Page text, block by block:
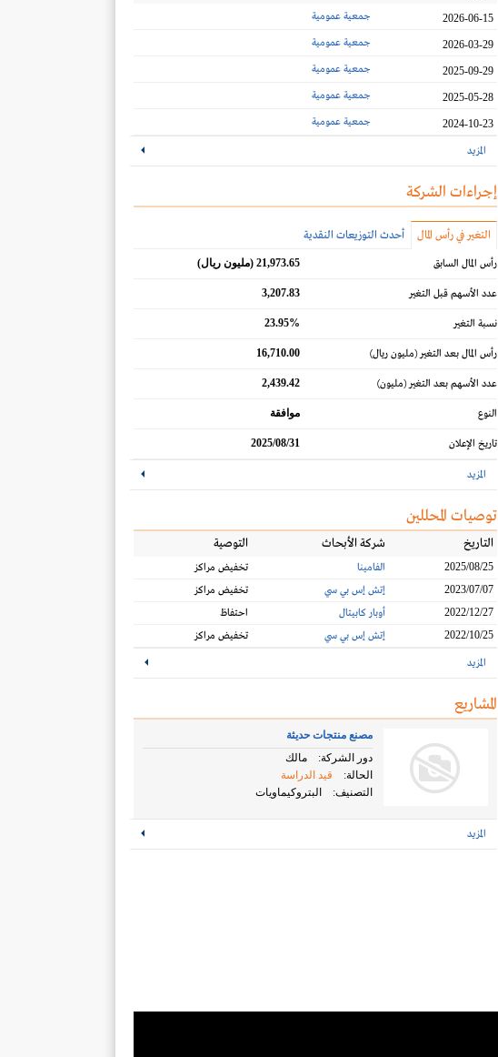
2026-06-15 جمعية عمومية
2026-03-29 جمعية عمومية
2025-09-29 جمعية عمومية
2025-05-28 جمعية عمومية
2024-10-23 جمعية عمومية
المزيد
إجراءات الشركة
التغير في رأس المال أحدث التوزيعات النقدية
رأس المال السابق 21,973.65 (مليون ريال)
عدد الأسهم قبل التغير 3,207.83
نسبة التغير 23.95%
رأس المال بعد التغير(مليون ريال) 16,710.00
عدد الأسهم بعد التغير(مليون) 2,439.42
النوع موافقة
تاريخ الإعلان 2025/08/31
المزيد
توصيات المحللين
التاريخ شركة الأبحاث التوصية
2025/08/25 الفامينا
تخفيض مراكز
2023/07/07
إتش إس بي سي
تخفيض مراكز
2022/12/27
أوبار كابيتال
احتفاظ
2022/10/25
إتش إس بي سي تخفيض مراكز
المزيد
المشاريع
مصنع منتجات حديثة
دور الشركة:
مالك
الحالة:
قيد الدراسة
التصنيف:
البتروكيماويات
المزيد